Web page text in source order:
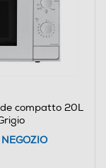
compatto 20L